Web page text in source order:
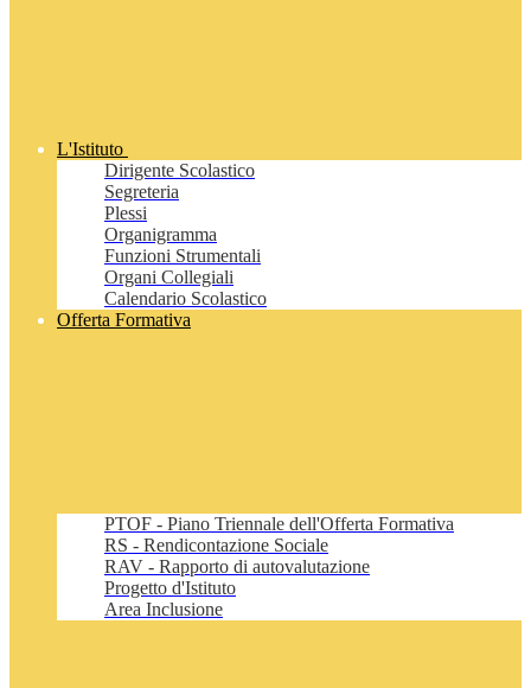
L'Istituto
Dirigente Scolastico
Segreteria
Plessi
Organigramma
Funzioni Strumentali
Organi Collegiali
Calendario Scolastico
Offerta Formativa
PTOF - Piano Triennale dell'Offerta Formativa
RS - Rendicontazione Sociale
RAV - Rapporto di autovalutazione
Progetto d'Istituto
Area Inclusione